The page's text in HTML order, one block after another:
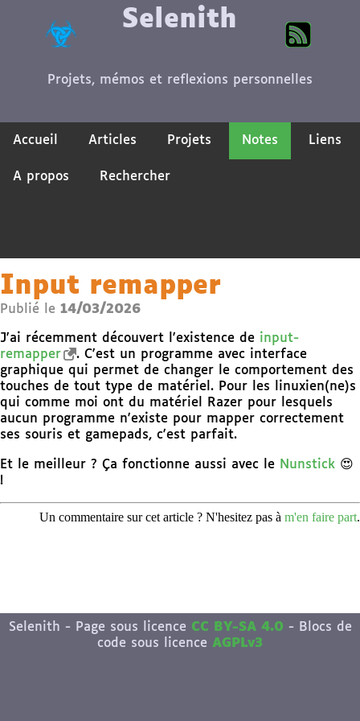
Selenith
Projets, mémos et reflexions personnelles
Accueil Articles Projets Notes Liens
A propos Rechercher
Input remapper
Publié le 14/03/2026
J'ai récemment découvert l'existence de input-
remapper
. C'est un programme avec interface
graphique qui permet de changer le comportement des
touches de tout type de matériel. Pour les linuxien(ne)s
qui comme moi ont du matériel Razer pour lesquels
aucun programme n'existe pour mapper correctement
ses souris et gamepads, c'est parfait.
Et le meilleur ? Ça fonctionne aussi avec le Nunstick 😍
!
Un commentaire sur cet article ? N'hesitez pas à m'en faire part.
Selenith - Page sous licence CC BY-SA 4.0 - Blocs de
code sous licence AGPLv3